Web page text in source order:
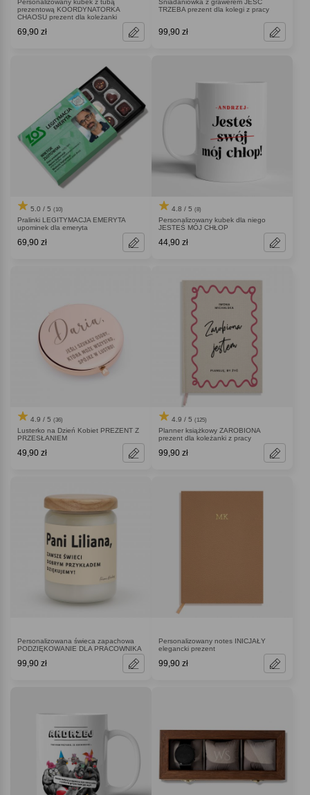
Personalizowany kubek z tubą
prezentową KOORDYNATORKA
CHAOSU prezent dla koleżanki
69,90 zł
Śniadaniówka z grawerem JEŚĆ
TRZEBA prezent dla kolegi z pracy
99,90 zł
5.0 / 5 (10)
Pralinki LEGITYMACJA EMERYTA
upominek dla emeryta
69,90 zł
4.8 / 5 (8)
Personalizowany kubek dla niego
JESTEŚ MÓJ CHŁOP
44,90 zł
4.9 / 5 (36)
Lusterko na Dzień Kobiet PREZENT Z
PRZESŁANIEM
49,90 zł
4.9 / 5 (125)
Planner książkowy ZAROBIONA
prezent dla koleżanki z pracy
99,90 zł
Personalizowana świeca zapachowa
PODZIĘKOWANIE DLA PRACOWNIKA
99,90 zł
Personalizowany notes INICJAŁY
elegancki prezent
99,90 zł